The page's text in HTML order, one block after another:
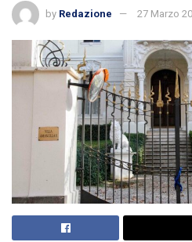
by Redazione 27 Marzo